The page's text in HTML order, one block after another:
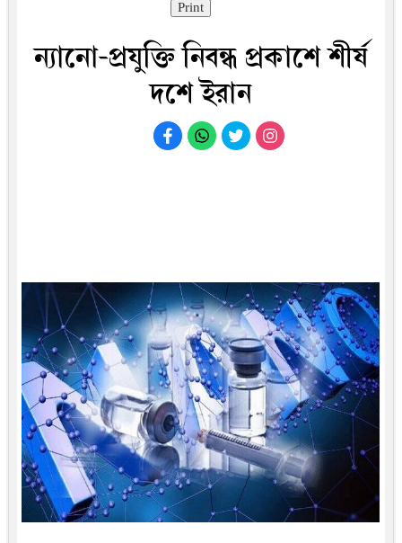
Print
ন্যানো-প্রযুক্তি নিবন্ধ প্রকাশে শীর্ষ
দশে ইরান